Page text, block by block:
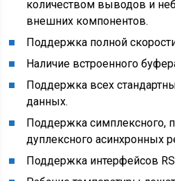
количеством выводов и
внешних компонентов.
Поддержка полной
Наличие встроенного
Поддержка всех
данных.
Поддержка симплексного,
дуплексного асинхронных
Поддержка интерфейсов